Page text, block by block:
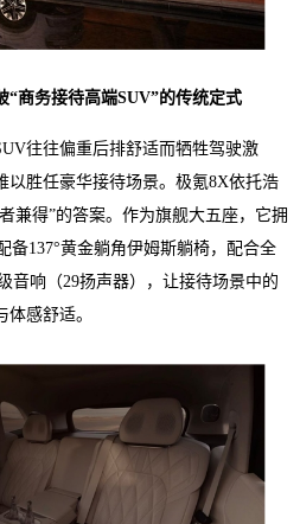
“商务接待高端SUV”的传统定式
往往偏重后排舒适而牺牲驾驶激
以胜任豪华接待场景。极氪8X依托浩
兼得”的答案。作为旗舰大五座，它拥
备137°黄金躺角伊姆斯躺椅，配合全
音响（29扬声器），让接待场景中的
感舒适。